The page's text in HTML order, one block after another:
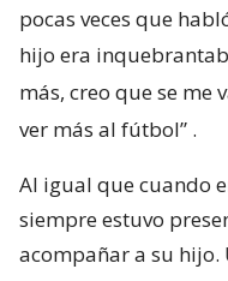
pocas veces que
hijo era
más, creo que se me
ver más al fútbol” .
Al igual que cuando
siempre estuvo
acompañar a su hijo.